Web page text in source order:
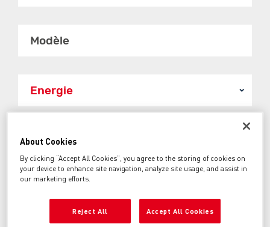
500€
Année entre:
Kilométrage entre:
About Cookies
By clicking “Accept All Cookies”, you agree to the storing of cookies on
your device to enhance site navigation, analyze site usage, and assist in
our marketing efforts.
Reject All Accept All Cookies